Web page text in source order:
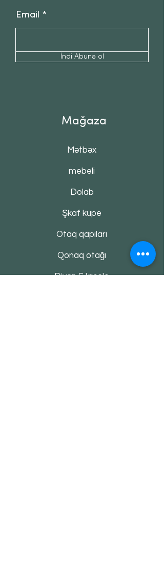
Email
İndi Abunə ol
Mağaza
Mətbəx
mebeli
Dolab
Şkaf kupe
Otaq qapıları
Qonaq otağı
Divan & kreslo